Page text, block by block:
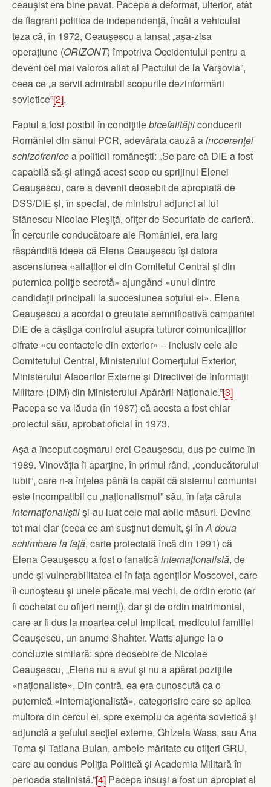
ceauşist era bine pavat. Pacepa a deformat, ulterior, atât
de flagrant politica de independenţă, încât a vehiculat
teza că, în 1972, Ceauşescu a lansat „aşa-zisa
operaţiune (ORIZONT) împotriva Occidentului pentru a
deveni cel mai valoros aliat al Pactului de la Varşovia”,
ceea ce „a servit admirabil scopurile dezinformării
sovietice”[2].
Faptul a fost posibil în condiţiilebicefalităţiiconducerii
României din sânul PCR, adevărata cauză aincoerenţei
schizofrenicea politicii româneşti: „Se pare că DIE a fost
capabilă să-şi atingă acest scop cu sprijinul Elenei
Ceauşescu, care a devenit deosebit de apropiată de
DSS/DIE şi, în special, de ministrul adjunct al lui
Stănescu Nicolae Pleşiţă, ofiţer de Securitate de carieră.
În cercurile conducătoare ale României, era larg
răspândită ideea că Elena Ceauşescu îşi datora
ascensiunea «aliaţilor ei din Comitetul Central şi din
puternica poliţie secretă» ajungând «unul dintre
candidaţii principali la succesiunea soţului ei». Elena
Ceauşescu a acordat o greutate semnificativă campaniei
DIE de a câştiga controlul asupra tuturor comunicaţiilor
cifrate «cu contactele din exterior» – inclusiv cele ale
Comitetului Central, Ministerului Comerţului Exterior,
Ministerului Afacerilor Externe şi Directivei de Informaţii
Militare (DIM) din Ministerului Apărării Naţionale.”[3]
Pacepa se va lăuda (în 1987) că acesta a fost chiar
proiectul său, aprobat oficial în 1973.
Aşa a început coşmarul erei Ceauşescu, dus pe culme în
1989. Vinovăţia îi aparţine, în primul rând, „conducătorului
iubit”, care n-a înţeles până la capăt că sistemul comunist
este incompatibil cu „naţionalismul” său, în faţa căruia
internaţionaliştiişi-au luat cele mai abile măsuri. Devine
tot mai clar (ceea ce am susţinut demult, şi înA doua
schimbare la faţă, carte proiectată încă din 1991) că
Elena Ceauşescu a fost o fanaticăinternaţionalistă, de
unde şi vulnerabilitatea ei în faţa agenţilor Moscovei, care
îi cunoşteau şi unele păcate mai vechi, de ordin erotic (ar
fi cochetat cu ofiţeri nemţi), dar şi de ordin matrimonial,
care ar fi dus la moartea celui implicat, medicului familiei
Ceauşescu, un anume Shahter. Watts ajunge la o
concluzie similară: spre deosebire de Nicolae
Ceauşescu, „Elena nu a avut şi nu a apărat poziţiile
«naţionaliste». Din contră, ea era cunoscută ca o
puternică «internaţionalistă», categorisire care se aplica
multora din cercul ei, spre exemplu ca agenta sovietică şi
adjunctă a şefului secţiei externe, Ghizela Wass, sau Ana
Toma şi Tatiana Bulan, ambele măritate cu ofiţeri GRU,
care au condus Poliţia Politică şi Academia Militară în
perioada stalinistă.”[4] Pacepa însuşi a fost un apropiat al